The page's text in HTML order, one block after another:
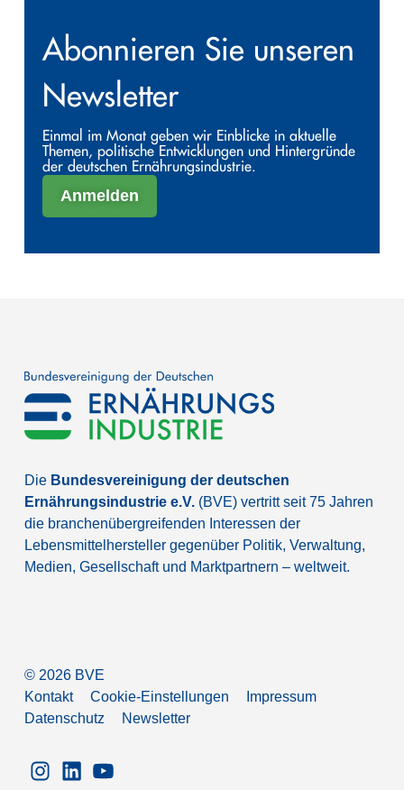
Abonnieren Sie unseren
Newsletter
Einmal im Monat geben wir Einblicke in aktuelle
Themen, politische Entwicklungen und Hintergründe
der deutschen Ernährungsindustrie.
Anmelden
Die Bundesvereinigung der deutschen
Ernährungsindustrie e.V. (BVE) vertritt seit 75 Jahren
die branchenübergreifenden Interessen der
Lebensmittelhersteller gegenüber Politik, Verwaltung,
Medien, Gesellschaft und Marktpartnern – weltweit.
© 2026BVE
Kontakt
Cookie-Einstellungen
Impressum
Datenschutz
Newsletter